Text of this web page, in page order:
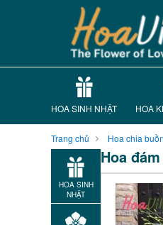
HOA SINH NHẬT HOA
Trang chủ Hoa chia buồn
HOA SINH
NHẬT
Hoa